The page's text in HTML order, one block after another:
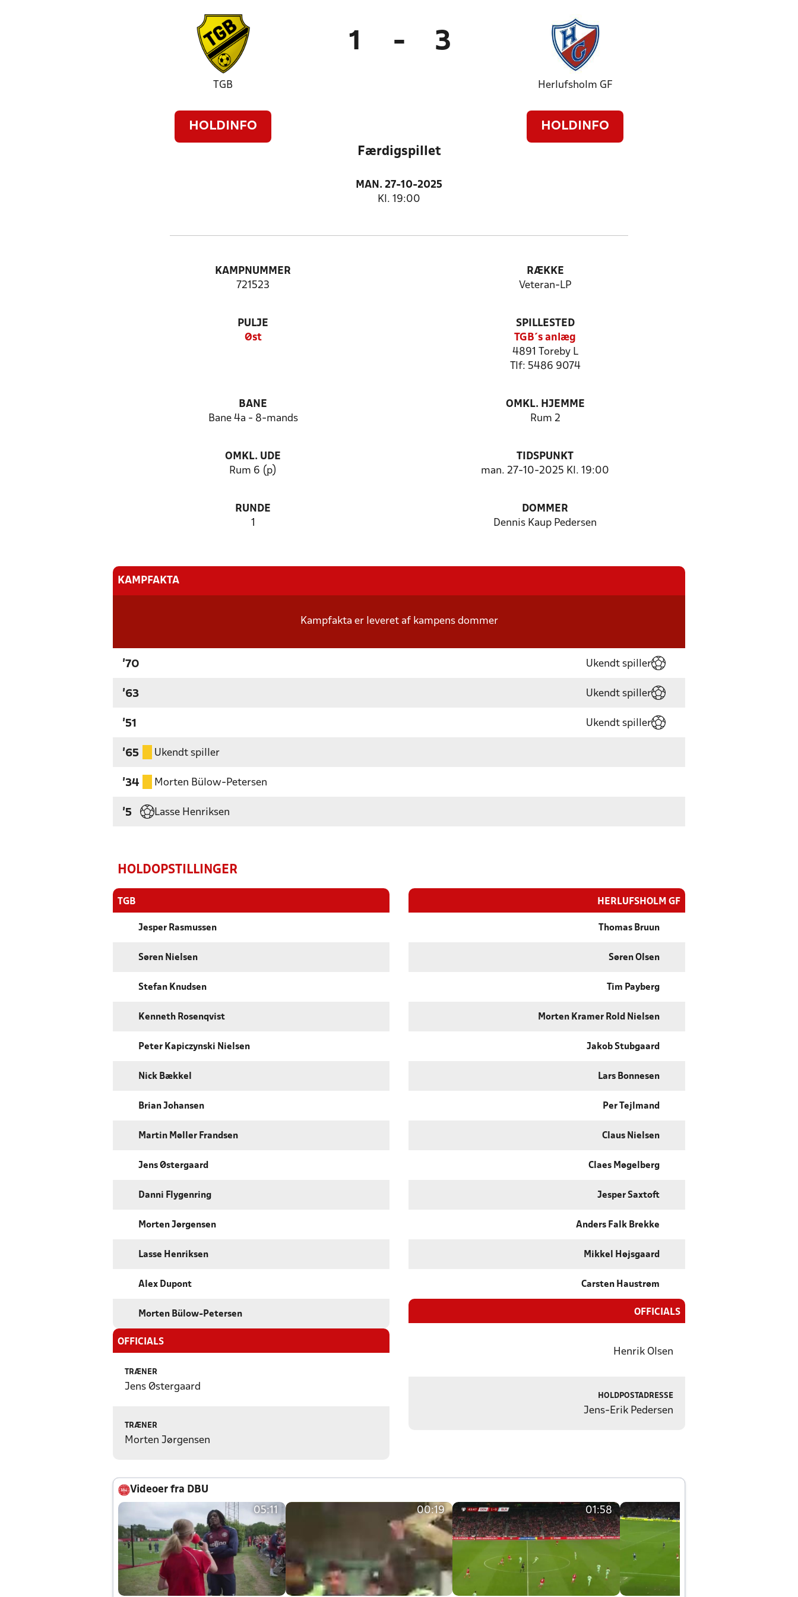
TGB
HOLDINFO
1 - 3
Herlufsholm GF
HOLDINFO
Færdigspillet
MAN. 27-10-2025
Kl. 19:00
KAMPNUMMER
721523
RÆKKE
Veteran-LP
PULJE
Øst
SPILLESTED
TGB´s anlæg
4891 Toreby L
Tlf: 5486 9074
BANE
Bane 4a - 8-mands
OMKL. HJEMME
Rum 2
OMKL. UDE
Rum 6 (p)
TIDSPUNKT
man. 27-10-2025 Kl. 19:00
RUNDE
1
DOMMER
Dennis Kaup Pedersen
KAMPFAKTA
Kampfakta er leveret af kampens dommer
'70 Ukendt spiller
'63 Ukendt spiller
'51 Ukendt spiller
'65 Ukendt spiller
'34 Morten Bülow-Petersen
'5 Lasse Henriksen
HOLDOPSTILLINGER
TGB
Jesper Rasmussen
Søren Nielsen
Stefan Knudsen
Kenneth Rosenqvist
Peter Kapiczynski Nielsen
Nick Bækkel
Brian Johansen
Martin Møller Frandsen
Jens Østergaard
Danni Flygenring
Morten Jørgensen
Lasse Henriksen
Alex Dupont
Morten Bülow-Petersen
OFFICIALS
TRÆNER
Jens Østergaard
TRÆNER
Morten Jørgensen
HERLUFSHOLM GF
Thomas Bruun
Søren Olsen
Tim Payberg
Morten Kramer Rold Nielsen
Jakob Stubgaard
Lars Bonnesen
Per Tejlmand
Claus Nielsen
Claes Møgelberg
Jesper Saxtoft
Anders Falk Brekke
Mikkel Højsgaard
Carsten Haustrøm
OFFICIALS
Henrik Olsen
HOLDPOSTADRESSE
Jens-Erik Pedersen
Videoer fra DBU
05:11 00:19 01:58